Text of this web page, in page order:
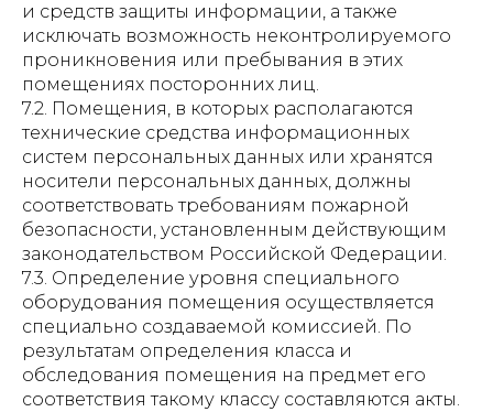
и средств защиты информации, а также
исключать возможность неконтролируемого
проникновения или пребывания в этих
помещениях посторонних лиц.
7.2. Помещения, в которых располагаются
технические средства информационных
систем персональных данных или хранятся
носители персональных данных, должны
соответствовать требованиям пожарной
безопасности, установленным действующим
законодательством Российской Федерации.
7.3. Определение уровня специального
оборудования помещения осуществляется
специально создаваемой комиссией. По
результатам определения класса и
обследования помещения на предмет его
соответствия такому классу составляются акты.